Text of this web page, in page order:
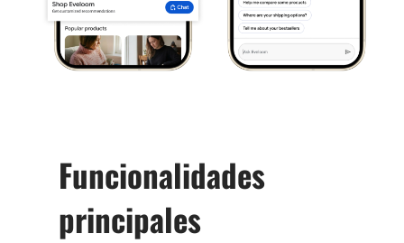
Funcionalidades
principales